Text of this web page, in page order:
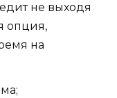
не выходя
опция,
на